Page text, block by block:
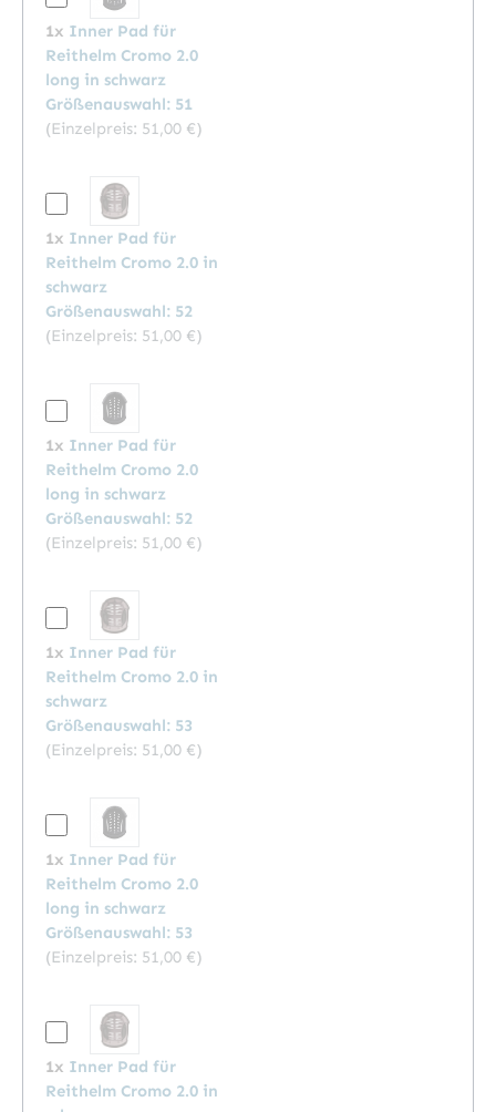
1x Inner Pad für
Reithelm Cromo 2.0
long in schwarz
Größenauswahl: 51
(Einzelpreis: 51,00 €)
1x Inner Pad für
Reithelm Cromo 2.0 in
schwarz
Größenauswahl: 52
(Einzelpreis: 51,00 €)
1x Inner Pad für
Reithelm Cromo 2.0
long in schwarz
Größenauswahl: 52
(Einzelpreis: 51,00 €)
1x Inner Pad für
Reithelm Cromo 2.0 in
schwarz
Größenauswahl: 53
(Einzelpreis: 51,00 €)
1x Inner Pad für
Reithelm Cromo 2.0
long in schwarz
Größenauswahl: 53
(Einzelpreis: 51,00 €)
1x Inner Pad für
Reithelm Cromo 2.0 in